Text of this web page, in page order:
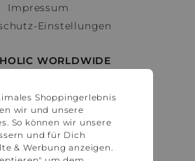
Impressum
Einstellungen
WORLDWIDE
Österreich
Schweiz
France
United States
Shoppingerlebnis
wir und unsere
So können wir unsere
und für Dich
& Werbung anzeigen.